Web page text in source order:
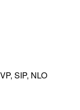
SIP, NLO